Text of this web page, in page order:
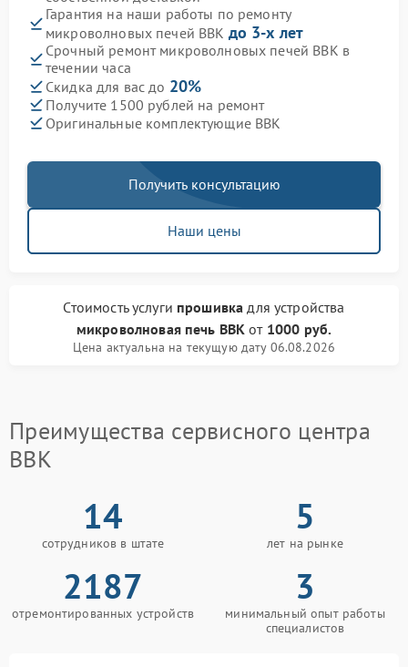
Гарантия на наши работы по ремонту
микроволновых печей BBK до 3-х лет
Срочный ремонт микроволновых печей BBK в
течении часа
Скидка для вас до 20%
Получите 1500 рублей на ремонт
Оригинальные комплектующие BBK
Получить консультацию
Наши цены
Стоимость услуги прошивка для устройства
микроволновая печь BBK от 1000 руб.
Цена актуальна на текущую дату 06.08.2026
Преимущества сервисного центра
BBK
14
сотрудников в штате
5
лет на рынке
2187
отремонтированных устройств
3
минимальный опыт работы
специалистов